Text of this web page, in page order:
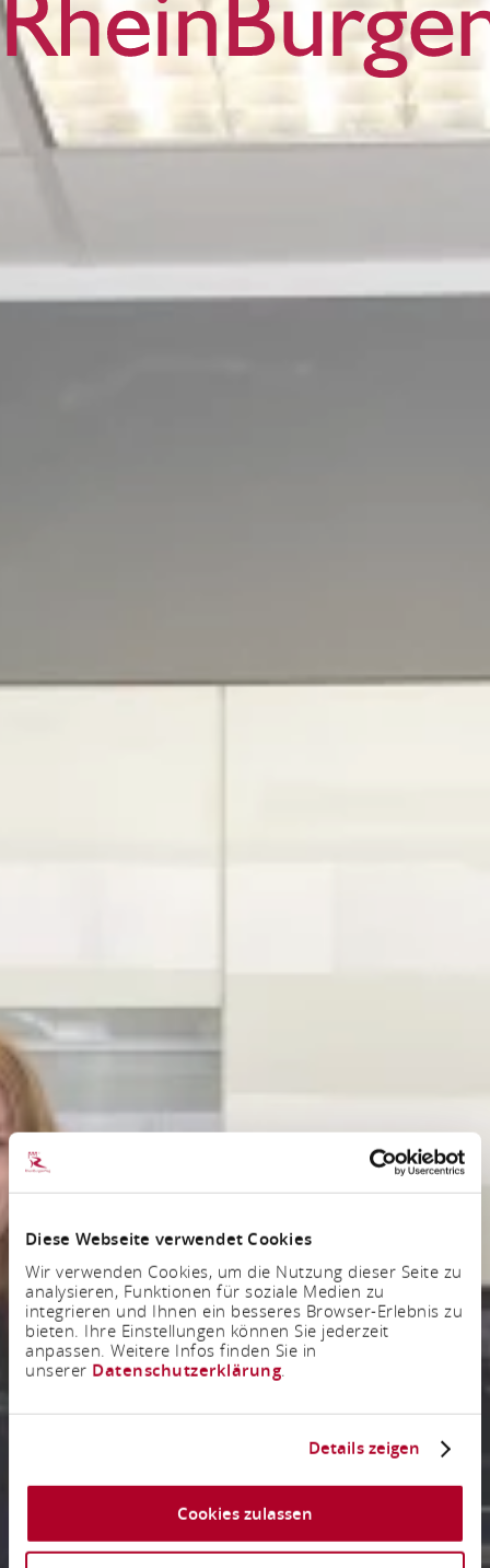
Diese Webseite verwendet Cookies
Wir verwenden Cookies, um die Nutzung dieser Seite zu
analysieren, Funktionen für soziale Medien zu
integrieren und Ihnen ein besseres Browser-Erlebnis zu
bieten. Ihre Einstellungen können Sie jederzeit
anpassen. Weitere Infos finden Sie in
unserer Datenschutzerklärung.
Details zeigen
Cookies zulassen